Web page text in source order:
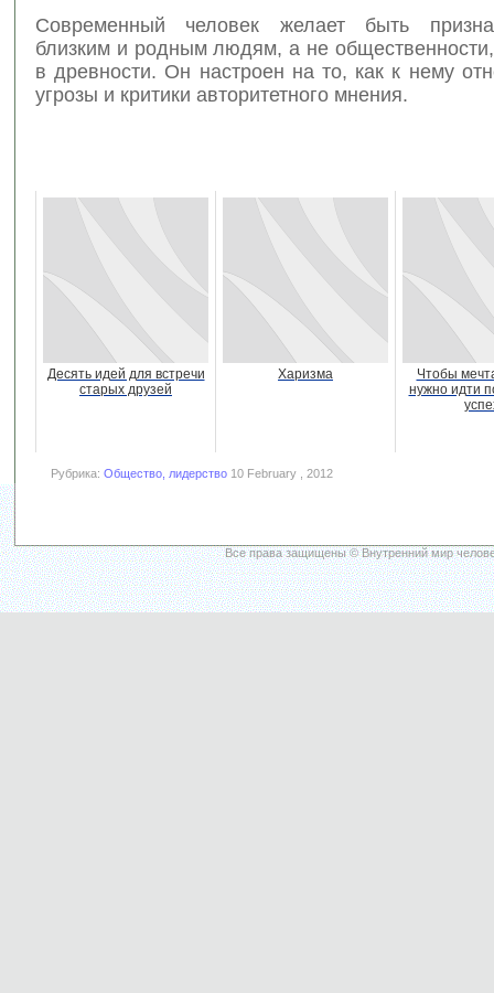
Современный человек желает быть
близким и родным людям, а не
в древности. Он настроен на то, как к нему
угрозы и критики авторитетного мнения.
Десять идей для встречи
старых друзей
Харизма
Чтобы
нужно идти
Рубрика: Общество, лидерство 10 February , 2012
Все права защищены © Внутренний мир